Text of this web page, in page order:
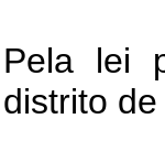
Pela lei
distrito